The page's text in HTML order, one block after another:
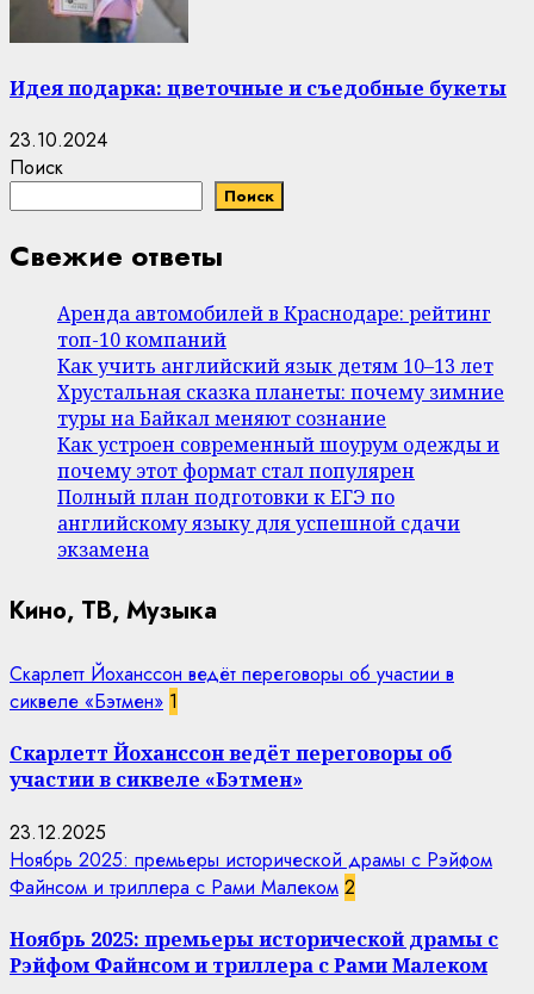
Идея подарка: цветочные и съедобные букеты
23.10.2024
Поиск
Поиск
Свежие ответы
Аренда автомобилей в Краснодаре: рейтинг
топ-10 компаний
Как учить английский язык детям 10–13 лет
Хрустальная сказка планеты: почему зимние
туры на Байкал меняют сознание
Как устроен современный шоурум одежды и
почему этот формат стал популярен
Полный план подготовки к ЕГЭ по
английскому языку для успешной сдачи
экзамена
Кино, ТВ, Музыка
Скарлетт Йоханссон ведёт переговоры об участии в
сиквеле «Бэтмен» 1
Скарлетт Йоханссон ведёт переговоры об
участии в сиквеле «Бэтмен»
23.12.2025
Ноябрь 2025: премьеры исторической драмы с Рэйфом
Файнсом и триллера с Рами Малеком 2
Ноябрь 2025: премьеры исторической драмы с
Рэйфом Файнсом и триллера с Рами Малеком